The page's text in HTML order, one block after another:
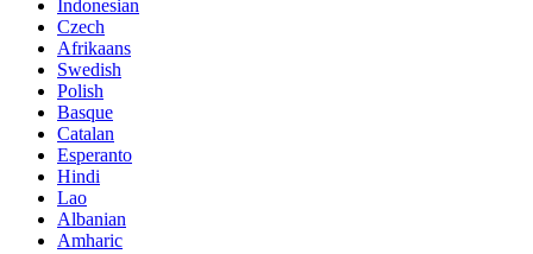
Indonesian
Czech
Afrikaans
Swedish
Polish
Basque
Catalan
Esperanto
Hindi
Lao
Albanian
Amharic